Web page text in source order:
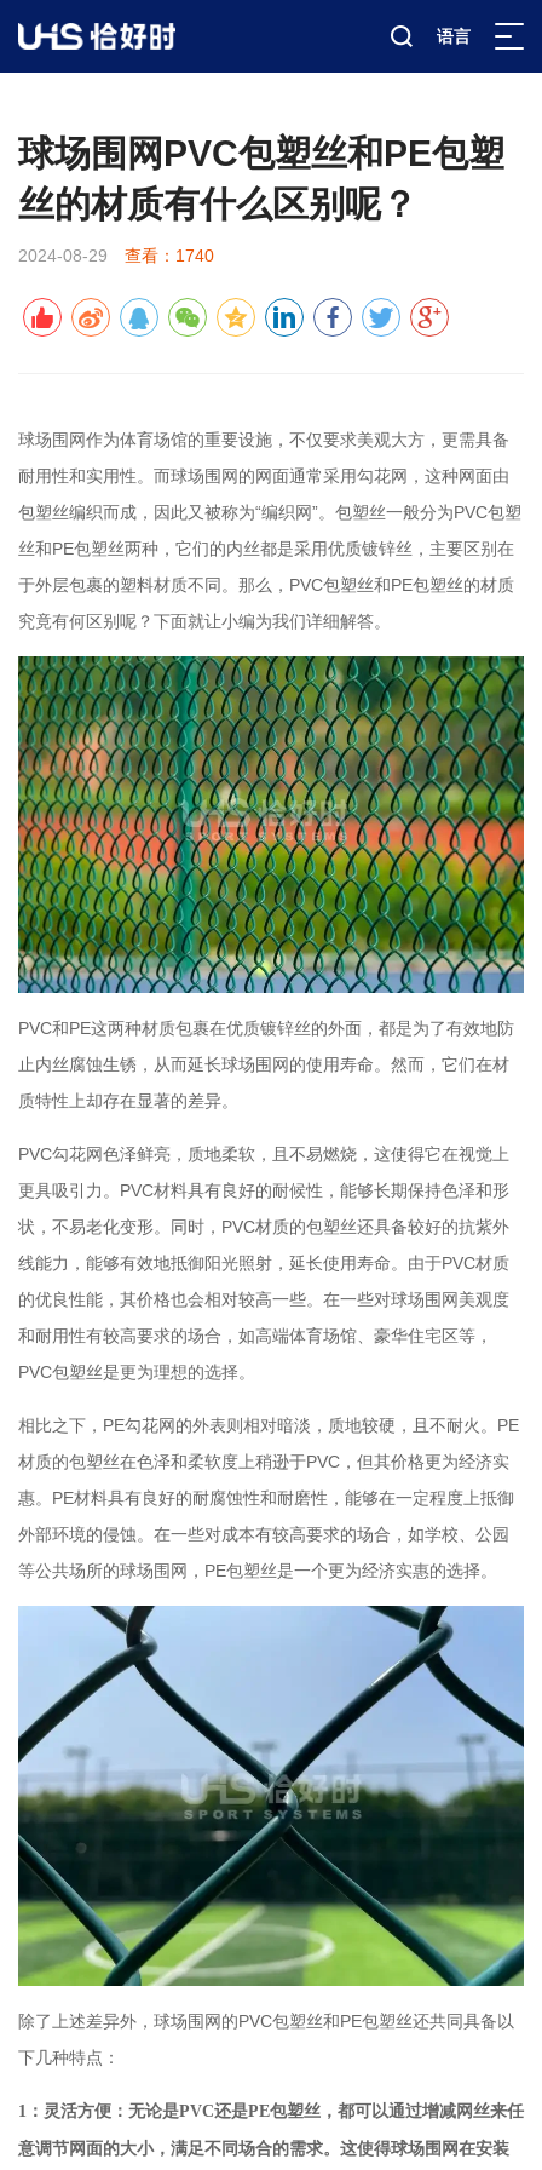
语言
> 新闻资讯 > 行业科普
球场围网PVC包塑丝和PE包塑
丝的材质有什么区别呢？
2024-08-29 查看：1740
球场围网作为体育场馆的重要设施，不仅要求美观大方，更需具备
耐用性和实用性。而球场围网的网面通常采用勾花网，这种网面由
包塑丝编织而成，因此又被称为“编织网”。包塑丝一般分为PVC包塑
丝和PE包塑丝两种，它们的内丝都是采用优质镀锌丝，主要区别在
于外层包裹的塑料材质不同。那么，PVC包塑丝和PE包塑丝的材质
究竟有何区别呢？下面就让小编为我们详细解答。
PVC和PE这两种材质包裹在优质镀锌丝的外面，都是为了有效地防
止内丝腐蚀生锈，从而延长球场围网的使用寿命。然而，它们在材
质特性上却存在显著的差异。
PVC勾花网色泽鲜亮，质地柔软，且不易燃烧，这使得它在视觉上
更具吸引力。PVC材料具有良好的耐候性，能够长期保持色泽和形
状，不易老化变形。同时，PVC材质的包塑丝还具备较好的抗紫外
线能力，能够有效地抵御阳光照射，延长使用寿命。由于PVC材质
的优良性能，其价格也会相对较高一些。在一些对球场围网美观度
和耐用性有较高要求的场合，如高端体育场馆、豪华住宅区等，
PVC包塑丝是更为理想的选择。
相比之下，PE勾花网的外表则相对暗淡，质地较硬，且不耐火。PE
材质的包塑丝在色泽和柔软度上稍逊于PVC，但其价格更为经济实
惠。PE材料具有良好的耐腐蚀性和耐磨性，能够在一定程度上抵御
外部环境的侵蚀。在一些对成本有较高要求的场合，如学校、公园
等公共场所的球场围网，PE包塑丝是一个更为经济实惠的选择。
除了上述差异外，球场围网的PVC包塑丝和PE包塑丝还共同具备以
下几种特点：
1：灵活方便：无论是PVC还是PE包塑丝，都可以通过增减网丝来任
意调节网面的大小，满足不同场合的需求。这使得球场围网在安装